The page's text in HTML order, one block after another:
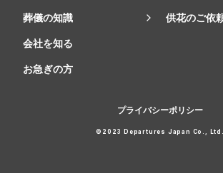
葬儀の知識 供花のご依
会社を知る
お急ぎの方
プライバシーポリシー
©2023 Departures Japan Co., Ltd.